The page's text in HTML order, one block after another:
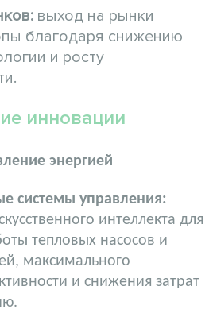
выход на рынки
благодаря снижению
и росту
инновации
энергией
системы управления:
интеллекта для
тепловых насосов и
максимального
и снижения затрат